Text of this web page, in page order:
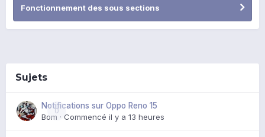
Fonctionnement des sous sections
Sujets
0
Notifications sur Oppo Reno 15
Bom · Commencé il y a 13 heures